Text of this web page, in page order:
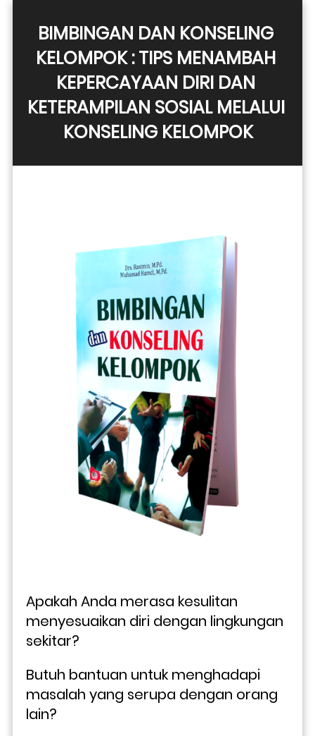
BIMBINGAN DAN KONSELING
KELOMPOK : TIPS MENAMBAH
KEPERCAYAAN DIRI DAN
KETERAMPILAN SOSIAL MELALUI
KONSELING KELOMPOK
Apakah Anda merasa kesulitan
menyesuaikan diri dengan lingkungan
sekitar?
Butuh bantuan untuk menghadapi
masalah yang serupa dengan orang
lain?